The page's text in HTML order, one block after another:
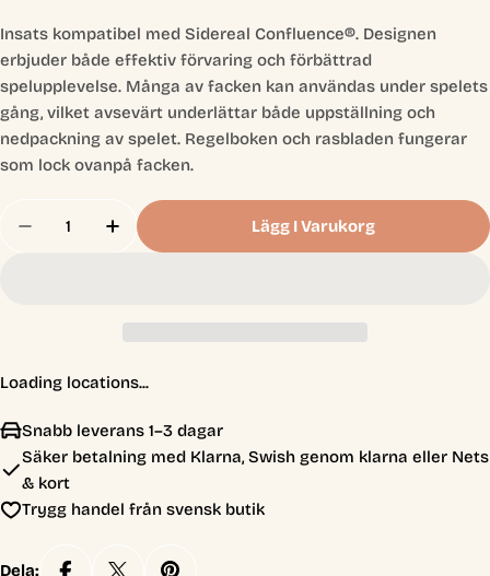
Insats kompatibel med Sidereal Confluence®. Designen
erbjuder både effektiv förvaring och förbättrad
spelupplevelse. Många av facken kan användas under spelets
gång, vilket avsevärt underlättar både uppställning och
nedpackning av spelet. Regelboken och rasbladen fungerar
som lock ovanpå facken.
Minska Antal För Folded Space - Sidereal
Öka Antal För Folded Space - Sidereal
Lägg I Varukorg
Loading locations...
Snabb leverans 1–3 dagar
Säker betalning med Klarna, Swish genom klarna eller Nets
& kort
Trygg handel från svensk butik
Dela: